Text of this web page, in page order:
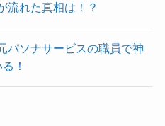
流れた真相は！？
パソナサービスの職員で神
！